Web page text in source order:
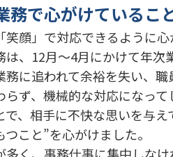
務で心がけているこ
顔」で対応できるように心
は、12月～4月にかけて年次
務に追われて余裕を失い、
らず、機械的な対応になっ
で、相手に不快な思いを与
つこと”を心がけました。